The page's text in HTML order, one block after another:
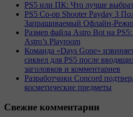
PS5 или ПК: Что лучше
PS5 Co-op Shooter Payday 3
Запрашиваемый Офлайн-
Размер файла Astro Bot на
Astro’s Playroom
Команда «Days Gone»
сиквел для PS5 после
заголовков и комментариев
Разработчики Concord
косметические предметы
Свежие комментарии